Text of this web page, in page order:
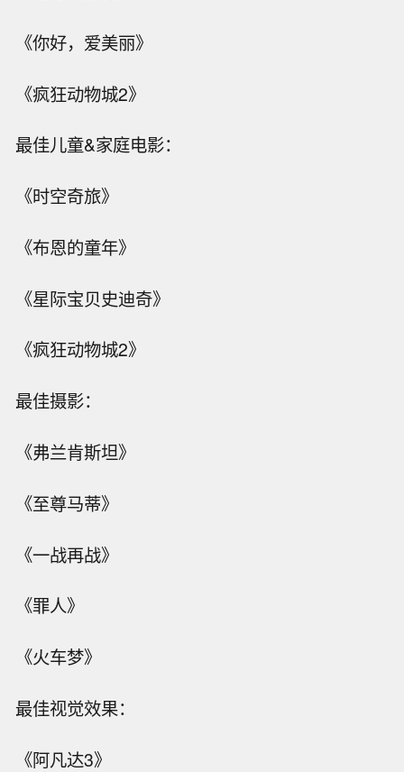
《你好，爱美丽》
《疯狂动物城2》
最佳儿童&家庭电影：
《时空奇旅》
《布恩的童年》
《星际宝贝史迪奇》
《疯狂动物城2》
最佳摄影：
《弗兰肯斯坦》
《至尊马蒂》
《一战再战》
《罪人》
《火车梦》
最佳视觉效果：
《阿凡达3》